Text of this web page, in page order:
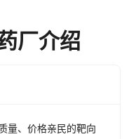
厂介绍
量、价格亲民的靶向